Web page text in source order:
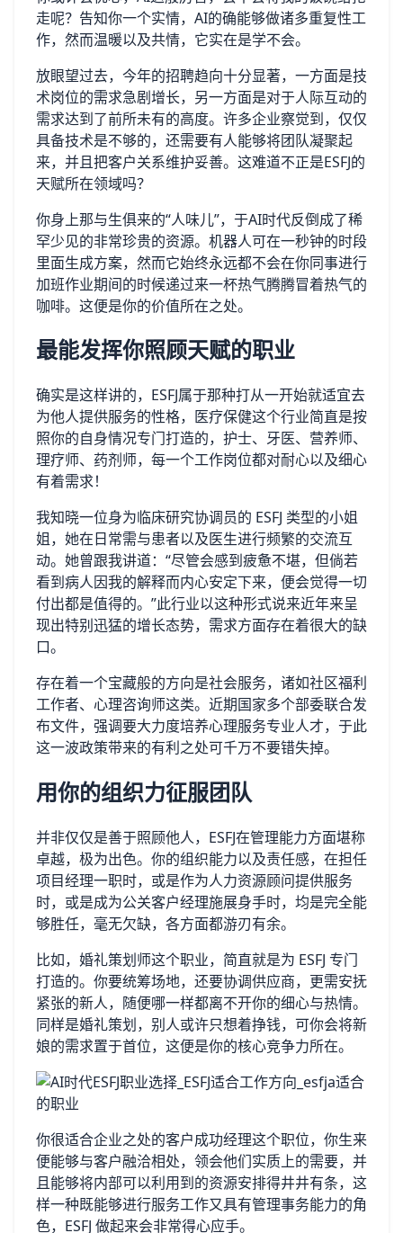
走呢？告知你一个实情，AI的确能够做诸多重复性工
作，然而温暖以及共情，它实在是学不会。
放眼望过去，今年的招聘趋向十分显著，一方面是技
术岗位的需求急剧增长，另一方面是对于人际互动的
需求达到了前所未有的高度。许多企业察觉到，仅仅
具备技术是不够的，还需要有人能够将团队凝聚起
来，并且把客户关系维护妥善。这难道不正是ESFJ的
天赋所在领域吗？
你身上那与生俱来的“人味儿”，于AI时代反倒成了稀
罕少见的非常珍贵的资源。机器人可在一秒钟的时段
里面生成方案，然而它始终永远都不会在你同事进行
加班作业期间的时候递过来一杯热气腾腾冒着热气的
咖啡。这便是你的价值所在之处。
最能发挥你照顾天赋的职业
确实是这样讲的，ESFJ属于那种打从一开始就适宜去
为他人提供服务的性格，医疗保健这个行业简直是按
照你的自身情况专门打造的，护士、牙医、营养师、
理疗师、药剂师，每一个工作岗位都对耐心以及细心
有着需求！
我知晓一位身为临床研究协调员的 ESFJ 类型的小姐
姐，她在日常需与患者以及医生进行频繁的交流互
动。她曾跟我讲道：“尽管会感到疲惫不堪，但倘若
看到病人因我的解释而内心安定下来，便会觉得一切
付出都是值得的。”此行业以这种形式说来近年来呈
现出特别迅猛的增长态势，需求方面存在着很大的缺
口。
存在着一个宝藏般的方向是社会服务，诸如社区福利
工作者、心理咨询师这类。近期国家多个部委联合发
布文件，强调要大力度培养心理服务专业人才，于此
这一波政策带来的有利之处可千万不要错失掉。
用你的组织力征服团队
并非仅仅是善于照顾他人，ESFJ在管理能力方面堪称
卓越，极为出色。你的组织能力以及责任感，在担任
项目经理一职时，或是作为人力资源顾问提供服务
时，或是成为公关客户经理施展身手时，均是完全能
够胜任，毫无欠缺，各方面都游刃有余。
比如，婚礼策划师这个职业，简直就是为 ESFJ 专门
打造的。你要统筹场地，还要协调供应商，更需安抚
紧张的新人，随便哪一样都离不开你的细心与热情。
同样是婚礼策划，别人或许只想着挣钱，可你会将新
娘的需求置于首位，这便是你的核心竞争力所在。
你很适合企业之处的客户成功经理这个职位，你生来
便能够与客户融洽相处，领会他们实质上的需要，并
且能够将内部可以利用到的资源安排得井井有条，这
样一种既能够进行服务工作又具有管理事务能力的角
色，ESFJ 做起来会非常得心应手。